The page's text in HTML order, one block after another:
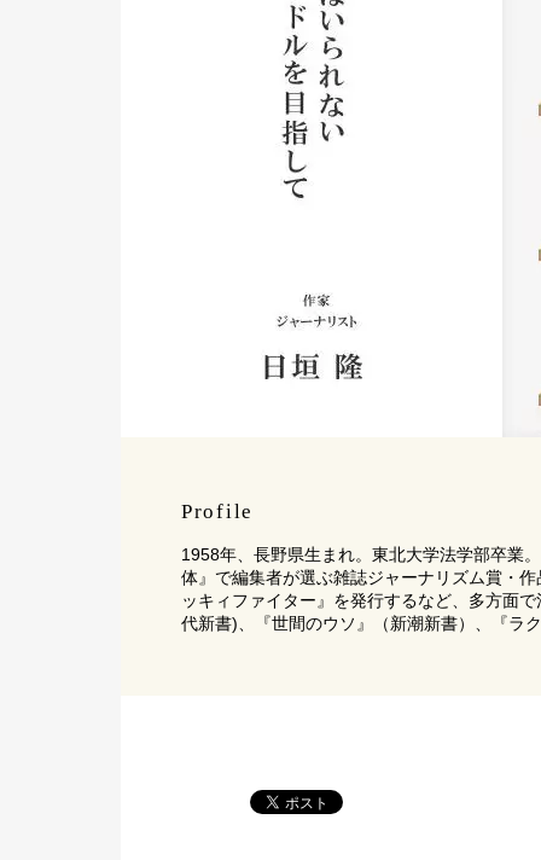
Profile
1958年、長野県生まれ。東北大学法学部卒業
体』で編集者が選ぶ雑誌ジャーナリズム賞・
ッキィファイター』を発行するなど、多方面
代新書)、『世間のウソ』（新潮新書）、『ラ